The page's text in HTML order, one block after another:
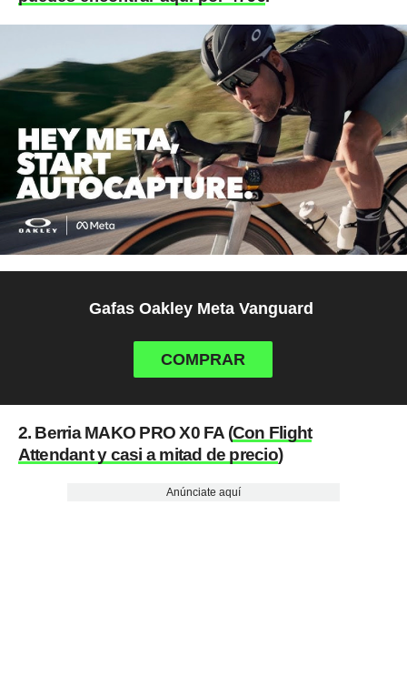
Gafas Oakley Meta Vanguard
COMPRAR
2. Berria MAKO PRO X0 FA (Con Flight
Attendant y casi a mitad de precio)
Anúnciate aquí